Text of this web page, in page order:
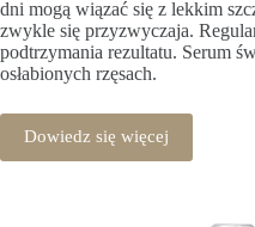
dni mogą wiązać się z lekkim
zwykle się przyzwyczaja.
podtrzymania rezultatu. Serum
osłabionych rzęsach.
Dowiedz się więcej